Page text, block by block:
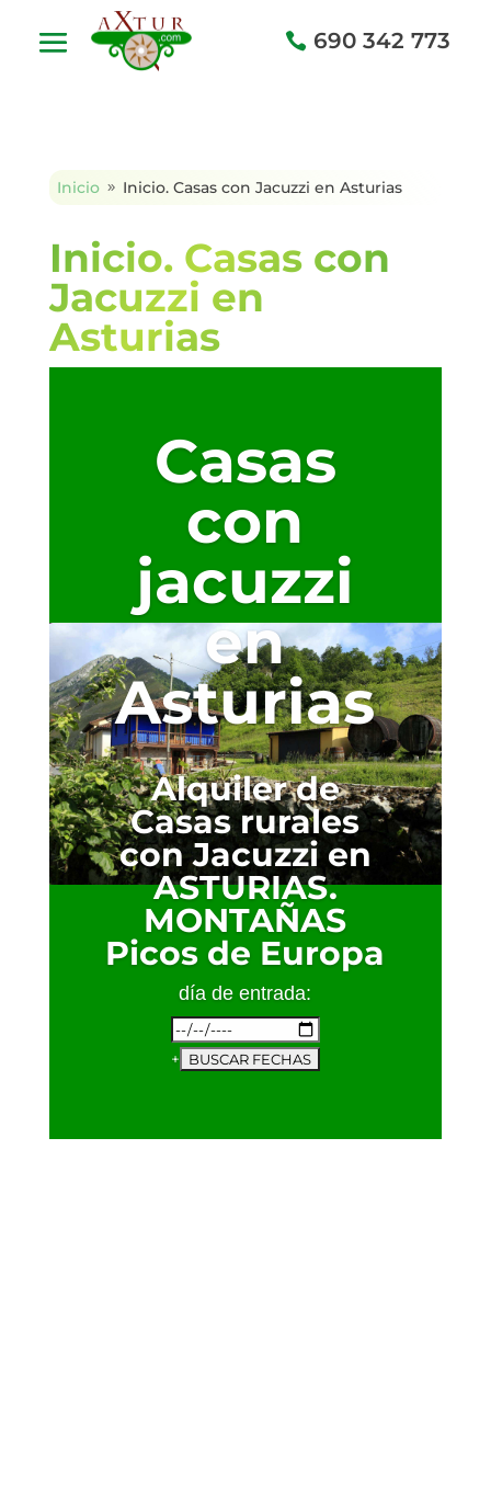
690 342 773
Inicio 9 Inicio. Casas con Jacuzzi en Asturias
Inicio. Casas con
Jacuzzi en
Asturias
Casas
con
jacuzzi
en
Asturias
Alquiler de
Casas rurales
con Jacuzzi en
ASTURIAS.
MONTAÑAS
Picos de Europa
día de entrada:
+